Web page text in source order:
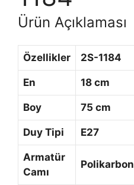
Ürün Açıklaması
Özellikler 2S-1184
En 18 cm
Boy 75 cm
Duy Tipi E27
Armatür
Camı
Polikarbon